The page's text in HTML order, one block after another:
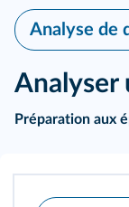
Analyse de
Analyser
Préparation aux